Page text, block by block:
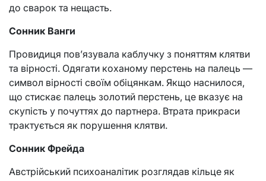
до сварок та нещасть.
Сонник Ванги
Провидиця пов’язувала каблучку з поняттям клятви
та вірності. Одягати коханому перстень на палець —
символ вірності своїм обіцянкам. Якщо наснилося,
що стискає палець золотий перстень, це вказує на
скупість у почуттях до партнера. Втрата прикраси
трактується як порушення клятви.
Сонник Фрейда
Австрійський психоаналітик розглядав кільце як